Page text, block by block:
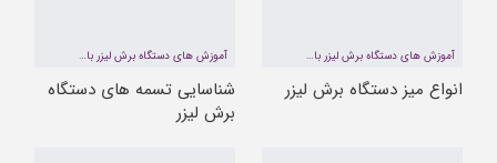
آموزش های دستگاه برش لیزر با تکنیسین ها و متخصصین سیمای شهر
انواع میز دستگاه برش لیزر
آموزش های دستگاه برش لیزر با تکنیسین ها و متخصصین سیمای شهر
شناسایی تسمه های دستگاه
برش لیزر